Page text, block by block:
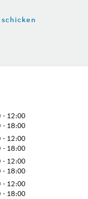
- 12:00
- 18:00
- 12:00
- 18:00
- 12:00
- 18:00
- 12:00
- 18:00